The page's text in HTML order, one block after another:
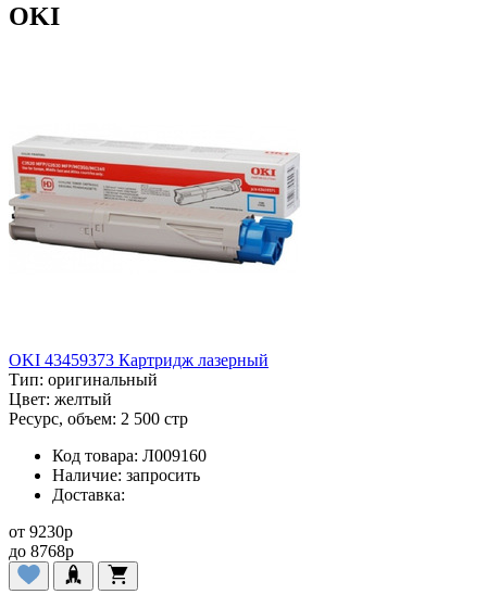
OKI
OKI 43459373 Картридж лазерный
Тип: оригинальный
Цвет: желтый
Ресурс, объем: 2 500 стр
Код товара: Л009160
Наличие: запросить
Доставка:
от 9230p
до 8768p